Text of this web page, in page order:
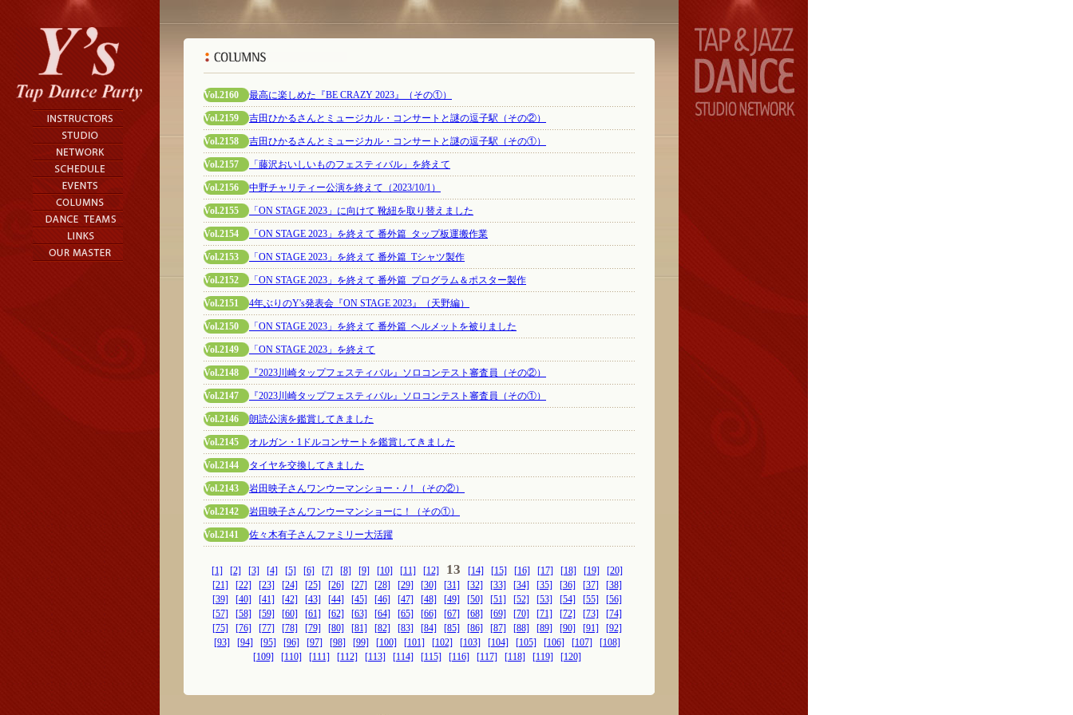
Vol.2160 最高に楽しめた『BE CRAZY 2023』（その①）
Vol.2159 吉田ひかるさんとミュージカル・コンサートと謎の逗子駅（その②）
Vol.2158 吉田ひかるさんとミュージカル・コンサートと謎の逗子駅（その①）
Vol.2157 「藤沢おいしいものフェスティバル」を終えて
Vol.2156 中野チャリティー公演を終えて（2023/10/1）
Vol.2155 「ON STAGE 2023」に向けて 靴紐を取り替えました
Vol.2154 「ON STAGE 2023」を終えて 番外篇_タップ板運搬作業
Vol.2153 「ON STAGE 2023」を終えて 番外篇_Tシャツ製作
Vol.2152 「ON STAGE 2023」を終えて 番外篇_プログラム＆ポスター製作
Vol.2151 4年ぶりのY's発表会『ON STAGE 2023』（天野編）
Vol.2150 「ON STAGE 2023」を終えて 番外篇_ヘルメットを被りました
Vol.2149 「ON STAGE 2023」を終えて
Vol.2148 『2023川崎タップフェスティバル』ソロコンテスト審査員（その②）
Vol.2147 『2023川崎タップフェスティバル』ソロコンテスト審査員（その①）
Vol.2146 朗読公演を鑑賞してきました
Vol.2145 オルガン・1ドルコンサートを鑑賞してきました
Vol.2144 タイヤを交換してきました
Vol.2143 岩田映子さんワンウーマンショー・ﾉ！（その②）
Vol.2142 岩田映子さんワンウーマンショーに！（その①）
Vol.2141 佐々木有子さんファミリー大活躍
[1] [2] [3] [4] [5] [6] [7] [8] [9] [10] [11] [12] 13 [14] [15] [16] [17] [18] [19]
[20]
[21]
[22] [23] [24] [25] [26] [27] [28] [29] [30] [31] [32] [33] [34] [35] [36] [37]
[38]
[39]
[40] [41] [42] [43] [44] [45] [46] [47] [48] [49] [50] [51] [52] [53] [54] [55]
[56]
[57]
[58] [59] [60] [61] [62] [63] [64] [65] [66] [67] [68] [69] [70] [71] [72] [73]
[74]
[75]
[76] [77] [78] [79] [80] [81] [82] [83] [84] [85] [86] [87] [88] [89] [90] [91]
[92]
[93]
[94] [95] [96] [97] [98] [99] [100] [101] [102] [103] [104] [105] [106] [107]
[108]
[109]
[110] [111] [112] [113] [114] [115] [116] [117] [118] [119] [120]